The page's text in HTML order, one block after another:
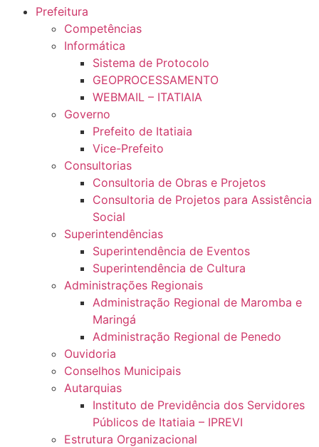
Prefeitura
Competências
Informática
Sistema de Protocolo
GEOPROCESSAMENTO
WEBMAIL – ITATIAIA
Governo
Prefeito de Itatiaia
Vice-Prefeito
Consultorias
Consultoria de Obras e Projetos
Consultoria de Projetos para Assistência
Social
Superintendências
Superintendência de Eventos
Superintendência de Cultura
Administrações Regionais
Administração Regional de Maromba e
Maringá
Administração Regional de Penedo
Ouvidoria
Conselhos Municipais
Autarquias
Instituto de Previdência dos Servidores
Públicos de Itatiaia – IPREVI
Estrutura Organizacional